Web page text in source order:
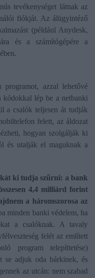
tevékenységet látnak az
fiókját. Az álügyintéző
(például Anydesk,
és a számítógépére a
azzal lehetővé
kódokkal lép be a netbanki
a csalók teljesen át tudják
felett, az áldozat
hogyan szolgálják ki
és utalják el maguknak a
ki tudja szűrni: a bank
4,4 milliárd forint
a háromszorosa az
minden banki védelem, ha
a csalóknak. A tavaly
felét az említett
program telepíttetése)
se adjuk oda bárkinek, és
az utcán: nem szabad